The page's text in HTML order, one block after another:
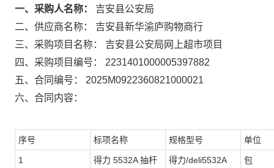
一、采购人名称：
吉安县公安局
二、供应商名称：
吉安县新华渝庐购物商行
三、采购项目名称：
吉安县公安局网上超市项目
四、采购项目编号：
2231401000005397882
五、合同编号：
2025M0922360821000021
六、合同内容：
序号 标项名称 规格型号 单位
1
得力 5532A 抽杆
得力/deli5532A 包